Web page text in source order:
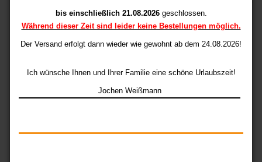
bis einschließlich 21.08.2026geschlossen.
Während dieser Zeit sind leider keine Bestellungen möglich.
Der Versand erfolgt dann wieder wie gewohnt ab dem 24.08.2026!
Ich wünsche Ihnen und Ihrer Familie eine schöne Urlaubszeit!
Jochen Weißmann